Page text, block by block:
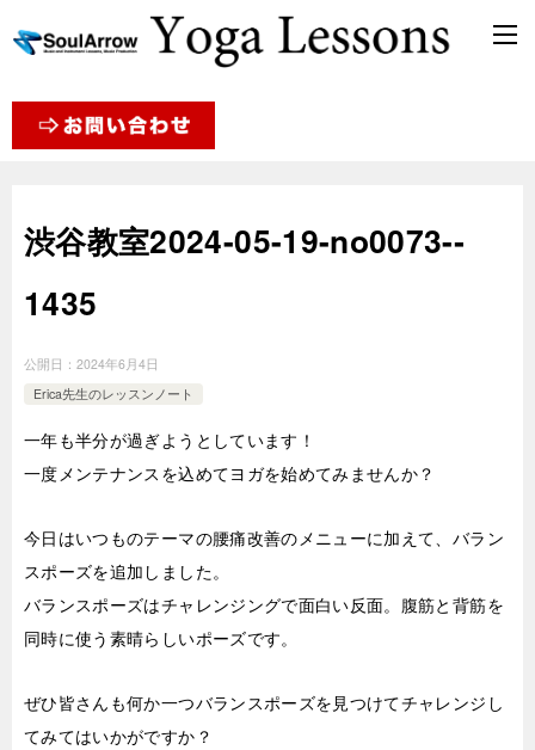
渋谷教室2024-05-19-no0073-­
1435
公開日： 2024年6月4日
Erica先生のレッスンノート
一年も半分が過ぎようとしています！
一度メンテナンスを込めてヨガを始めてみませんか？
今日はいつものテーマの腰痛改善のメニューに加えて、バラン
スポーズを追加しました。
バランスポーズはチャレンジングで面白い反面。腹筋と背筋を
同時に使う素晴らしいポーズです。
ぜひ皆さんも何か一つバランスポーズを見つけてチャレンジし
てみてはいかがですか？